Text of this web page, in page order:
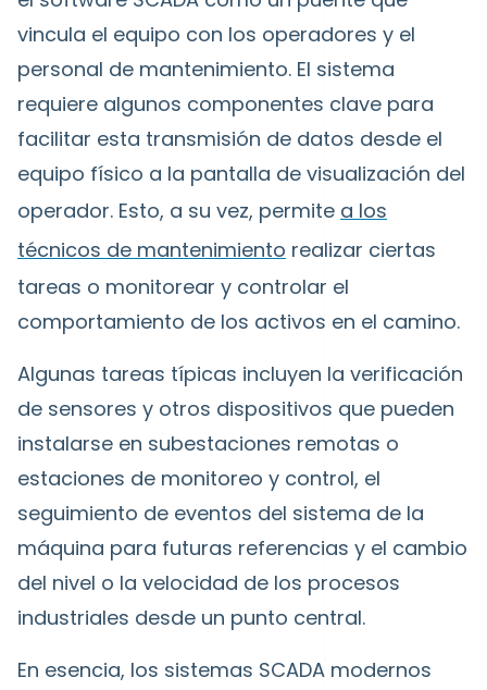
vincula el equipo con los operadores y el
personal de mantenimiento. El sistema
requiere algunos componentes clave para
facilitar esta transmisión de datos desde el
equipo físico a la pantalla de visualización del
operador. Esto, a su vez, permite a los
técnicos de mantenimiento realizar ciertas
tareas o monitorear y controlar el
comportamiento de los activos en el camino.
Algunas tareas típicas incluyen la verificación
de sensores y otros dispositivos que pueden
instalarse en subestaciones remotas o
estaciones de monitoreo y control, el
seguimiento de eventos del sistema de la
máquina para futuras referencias y el cambio
del nivel o la velocidad de los procesos
industriales desde un punto central.
En esencia, los sistemas SCADA modernos